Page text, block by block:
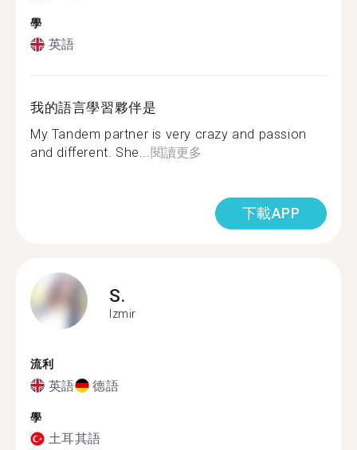
學
英語
我的語言學習夥伴是
My Tandem partner is very crazy and passion
and different. She...閱讀更多
下載APP
S.
Izmir
流利
英語 德語
學
土耳其語